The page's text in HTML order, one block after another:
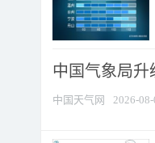
中国气象局
中国天气网 2026-08-